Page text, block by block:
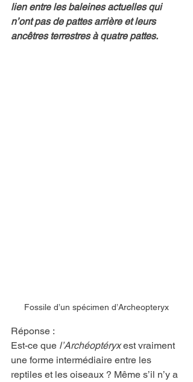
lien entre les baleines actuelles qui
n’ont pas de pattes arrière et leurs
ancêtres terrestres à quatre pattes.
Fossile d’un spécimen d’Archeopteryx
Réponse :
Est-ce que l’Archéoptéryx est vraiment
une forme intermédiaire entre les
reptiles et les oiseaux ? Même s’il n’y a